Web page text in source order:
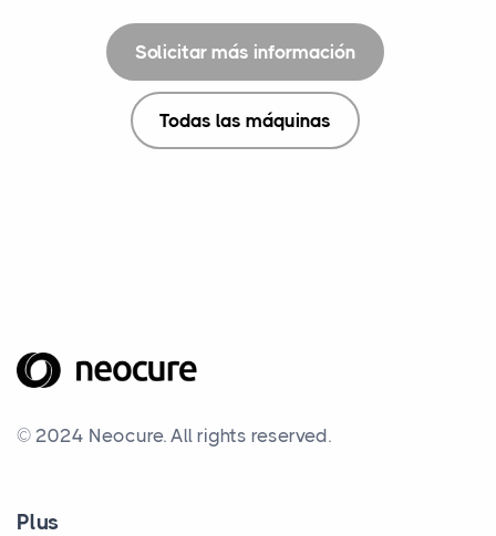
Solicitar más información
Todas las máquinas
© 2024 Neocure. All rights reserved.
Plus